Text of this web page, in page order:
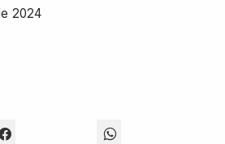
2024
TWITTER (OPENS IN NEW WINDOW)
CLICK TO SHARE ON FACEBOOK (OPENS